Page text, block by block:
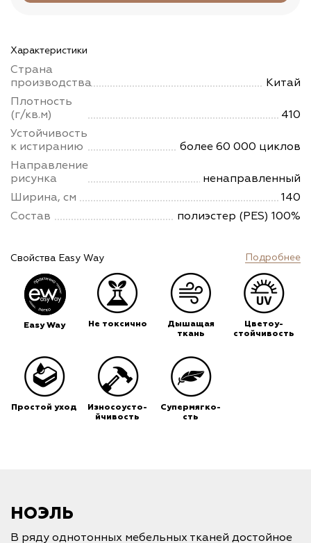
Характеристики
Страна
производства
Китай
Плотность
(г/кв.м)
410
Устойчивость
к истиранию
более 60 000 циклов
Направление
рисунка
ненаправленный
Ширина, см
140
Состав
полиэстер (PES) 100%
Свойства Easy Way Подробнее
Easy Way Не токсично
Дышащая
ткань
Цветоу-
стойчивость
Простой уход
Износоусто-
йчивость
Супермягко-
сть
НОЭЛЬ
В ряду однотонных мебельных тканей достойное